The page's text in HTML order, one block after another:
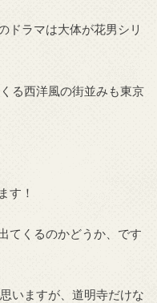
ドラマは大体が花男シリ
る西洋風の街並みも東京
す！
てくるのかどうか、です
いますが、道明寺だけな